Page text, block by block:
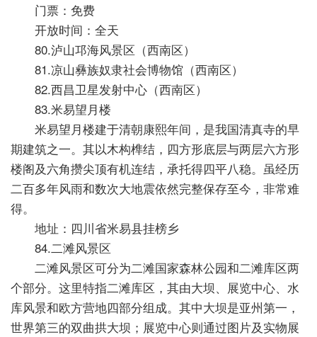
门票：免费
开放时间：全天
80.泸山邛海风景区（西南区）
81.凉山彝族奴隶社会博物馆（西南区）
82.西昌卫星发射中心（西南区）
83.米易望月楼
米易望月楼建于清朝康熙年间，是我国清真寺的早
期建筑之一。其以木构榫结，四方形底层与两层六方形
楼阁及六角攒尖顶有机连结，承托得四平八稳。虽经历
二百多年风雨和数次大地震依然完整保存至今，非常难
得。
地址：四川省米易县挂榜乡
84.二滩风景区
二滩风景区可分为二滩国家森林公园和二滩库区两
个部分。这里特指二滩库区，其由大坝、展览中心、水
库风景和欧方营地四部分组成。其中大坝是亚州第一，
世界第三的双曲拱大坝；展览中心则通过图片及实物展